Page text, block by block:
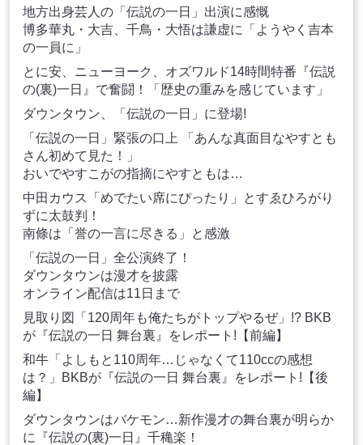
地方出身芸人の「伝説の一日」出演に感慨
博多華丸・大吉、千鳥・大悟は謙虚に「ようやく吉本
の一員に」
とに安、ニューヨーク、オズワルド14時間特番『伝説
の(裏)一日』で奮闘！「歴史の重みを感じています」
ダウンタウン、「伝説の一日」に登場!
「伝説の一日」緊張の口上 「あんな真面目なやすとも
さん初めて見た！」
おいでやすこがの指摘にやすともは…
中田カウス「めでたい席にぴったり」とすゑひろがり
ずに太鼓判！
南條は「誉の一言に尽きる」と感激
「伝説の一日」全公演終了！
ダウンタウンは漫才を披露
オンライン配信は11日まで
見取り図「120周年も俺たちがトップやるぜ」!? BKB
が『伝説の一日 舞台裏』をレポート!【前編】
和牛「よしもと110周年…じゃなくて110ccの感想
は？」BKBが『伝説の一日 舞台裏』をレポート!【後
編】
ダウンタウンはバケモン…新作漫才の舞台裏が明らか
に『伝説の(裏)一日』千穐楽！